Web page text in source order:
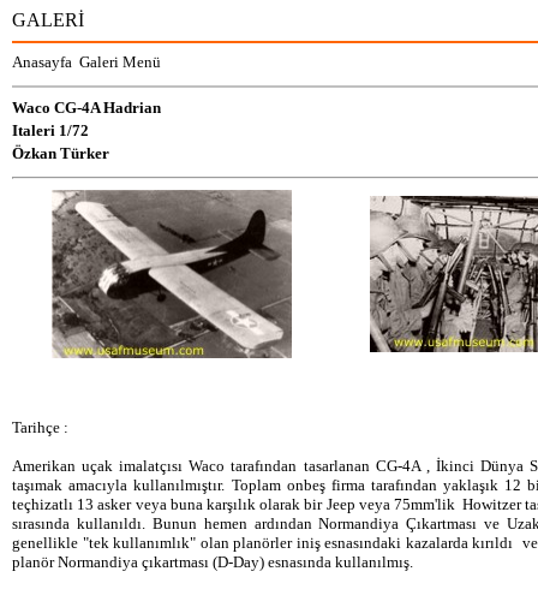
GALERİ
Anasayfa Galeri Menü
Waco CG-4A Hadrian
Italeri 1/72
Özkan Türker
Tarihçe :
Amerikan uçak imalatçısı Waco tarafından tasarlanan CG-4A , İkinci Dünya
taşımak amacıyla kullanılmıştır. Toplam onbeş firma tarafından yaklaşık
teçhizatlı 13 asker veya buna karşılık olarak bir Jeep veya 75mm'lik Howitzer
sırasında kullanıldı. Bunun hemen ardından Normandiya Çıkartması ve
genellikle "tek kullanımlık" olan planörler iniş esnasındaki kazalarda kırıldı
planör Normandiya çıkartması (D-Day) esnasında kullanılmış.